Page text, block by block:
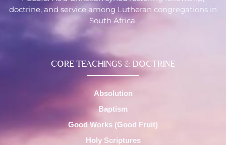
doctrine, and service among Lutheran congregations in
South Africa.
CORE TEACHINGS & DOCTRINE
Absolution
Baptism
Good Works (Good Fruit)
Holy Scriptures